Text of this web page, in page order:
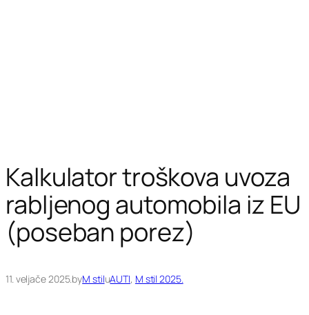
Kalkulator troškova uvoza
rabljenog automobila iz EU
(poseban porez)
11. veljače 2025.byM stiluAUTI, M stil 2025.